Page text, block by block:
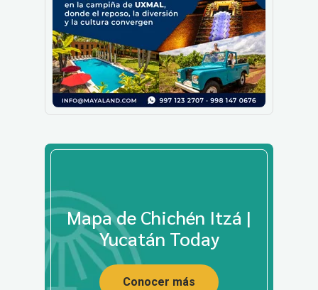
Mapa de Chichén Itzá |
Yucatán Today
Conocer más